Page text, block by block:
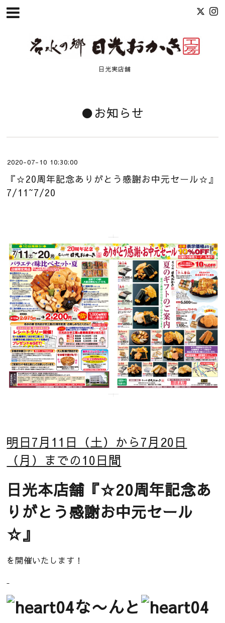
日光実店舗
●お知らせ
2020-07-10 10:30:00
『☆20周年記念ありがとう感謝お中元セール☆』
7/11~7/20
明日7月11日（土）から7月20日
（月）までの10日間
日光本店舗 『☆20周年記念あ
りがとう感謝お中元セール
☆』
を開催いたします！
な〜んと